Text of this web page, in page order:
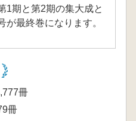
1期と第2期の集大成と
が最終巻になります。
冊
冊